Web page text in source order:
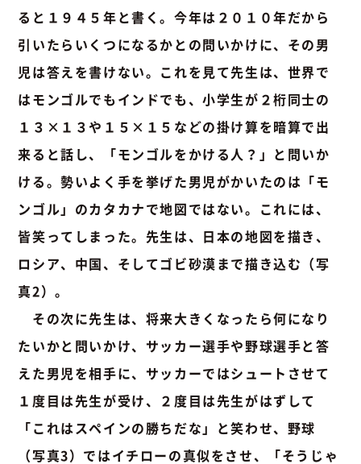
ると１９４５年と書く。今年は２０１０年だから
引いたらいくつになるかとの問いかけに、その男
児は答えを書けない。これを見て先生は、世界で
はモンゴルでもインドでも、小学生が２桁同士の
１３×１３や１５×１５などの掛け算を暗算で出
来ると話し、「モンゴルをかける人？」と問いか
ける。勢いよく手を挙げた男児がかいたのは「モ
ンゴル」のカタカナで地図ではない。これには、
皆笑ってしまった。 先生は、日本の地図を描き、
ロシア、中国、そしてゴビ砂漠まで描き込む（写
真2）。
その次に先生は、将来大きくなったら何になり
たいかと問いかけ、サッカー選手や野球選手と答
えた男児を相手に、サッカーではシュートさせて
１度目は先生が受け、２度目は先生がはずして
「これはスペインの勝ちだな」と笑わせ、 野球
（写真3） ではイチローの真似をさせ、「そうじゃ